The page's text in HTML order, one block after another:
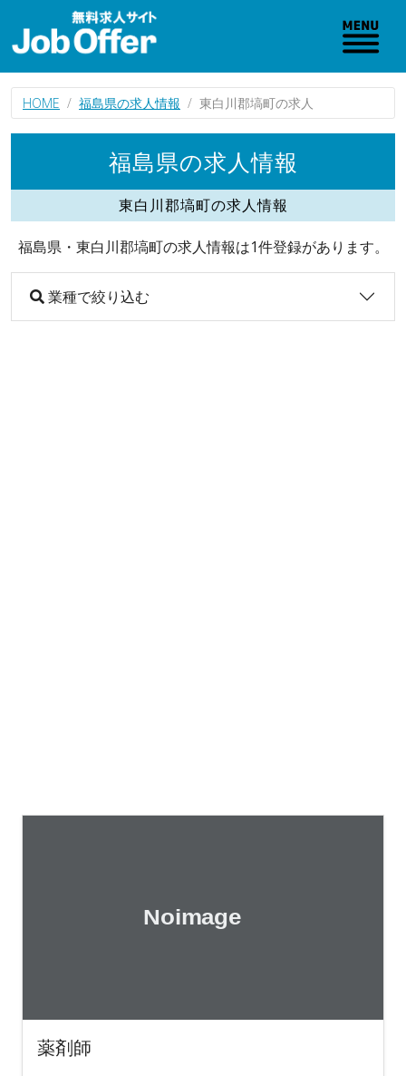
HOME 福島県の求人情報 東白川郡塙町の求人
福島県の求人情報
東白川郡塙町の求人情報
福島県・東白川郡塙町の求人情報は1件登録があります。
業種で絞り込む
薬剤師